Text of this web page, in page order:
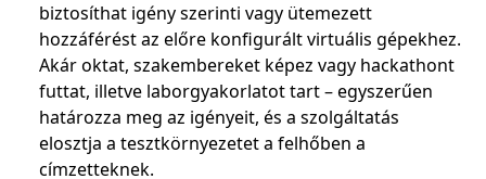
biztosíthat igény szerinti vagy ütemezett
hozzáférést az előre konfigurált virtuális gépekhez.
Akár oktat, szakembereket képez vagy hackathont
futtat, illetve laborgyakorlatot tart – egyszerűen
határozza meg az igényeit, és a szolgáltatás
elosztja a tesztkörnyezetet a felhőben a
címzetteknek.